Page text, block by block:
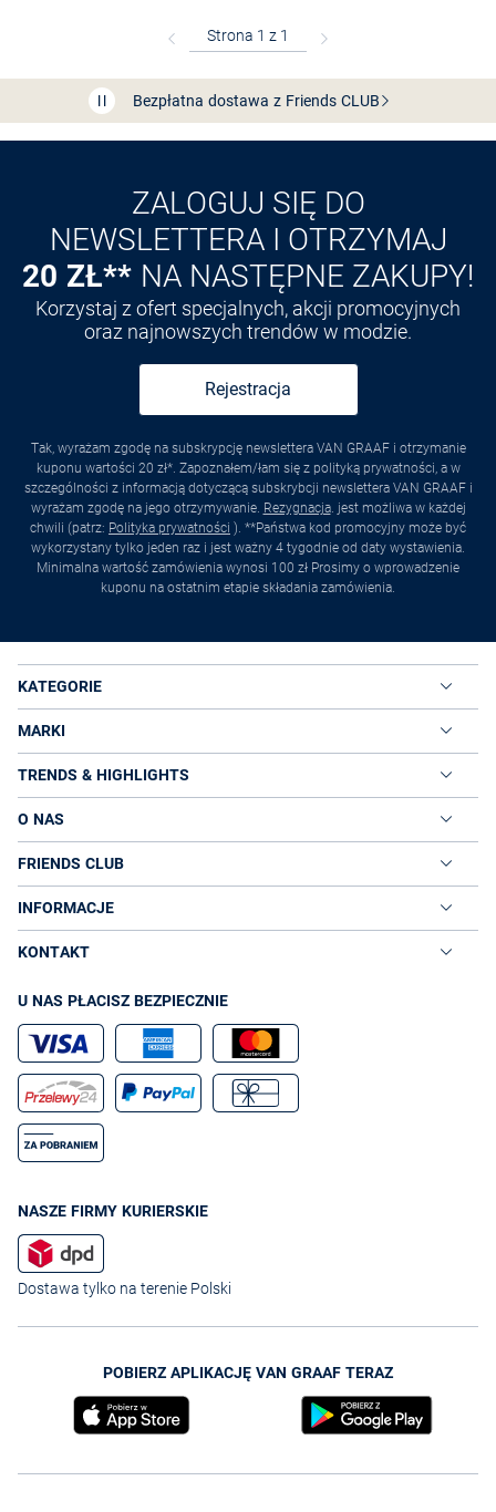
Bezpłatna dostawa z FriendsCLUB
Przedłużenie czasu zwrotu towaru: 60 dni
Odkryj aplikację VAN GRAAF
ZALOGUJ SIĘ DO
NEWSLETTERA I OTRZYMAJ
20 ZŁ** NA NASTĘPNE ZAKUPY!
Korzystaj z ofert specjalnych, akcji promocyjnych
oraz najnowszych trendów w modzie.
Rejestracja
Tak, wyrażam zgodę na subskrypcję newslettera VAN GRAAF i otrzymanie
kuponu wartości 20 zł*. Zapoznałem/łam się z polityką prywatności, a w
szczególności z informacją dotyczącą subskrybcji newslettera VAN GRAAF i
wyrażam zgodę na jego otrzymywanie. Rezygnacja. jest możliwa w każdej
chwili (patrz: Polityka prywatności ). **Państwa kod promocyjny może być
wykorzystany tylko jeden raz i jest ważny 4 tygodnie od daty wystawienia.
Minimalna wartość zamówienia wynosi 100 zł Prosimy o wprowadzenie
kuponu na ostatnim etapie składania zamówienia.
KATEGORIE
MARKI
TRENDS & HIGHLIGHTS
O NAS
FRIENDS CLUB
INFORMACJE
KONTAKT
U NAS PŁACISZ BEZPIECZNIE
NASZE FIRMY KURIERSKIE
Dostawa tylko na terenie Polski
POBIERZ APLIKACJĘ VAN GRAAF TERAZ